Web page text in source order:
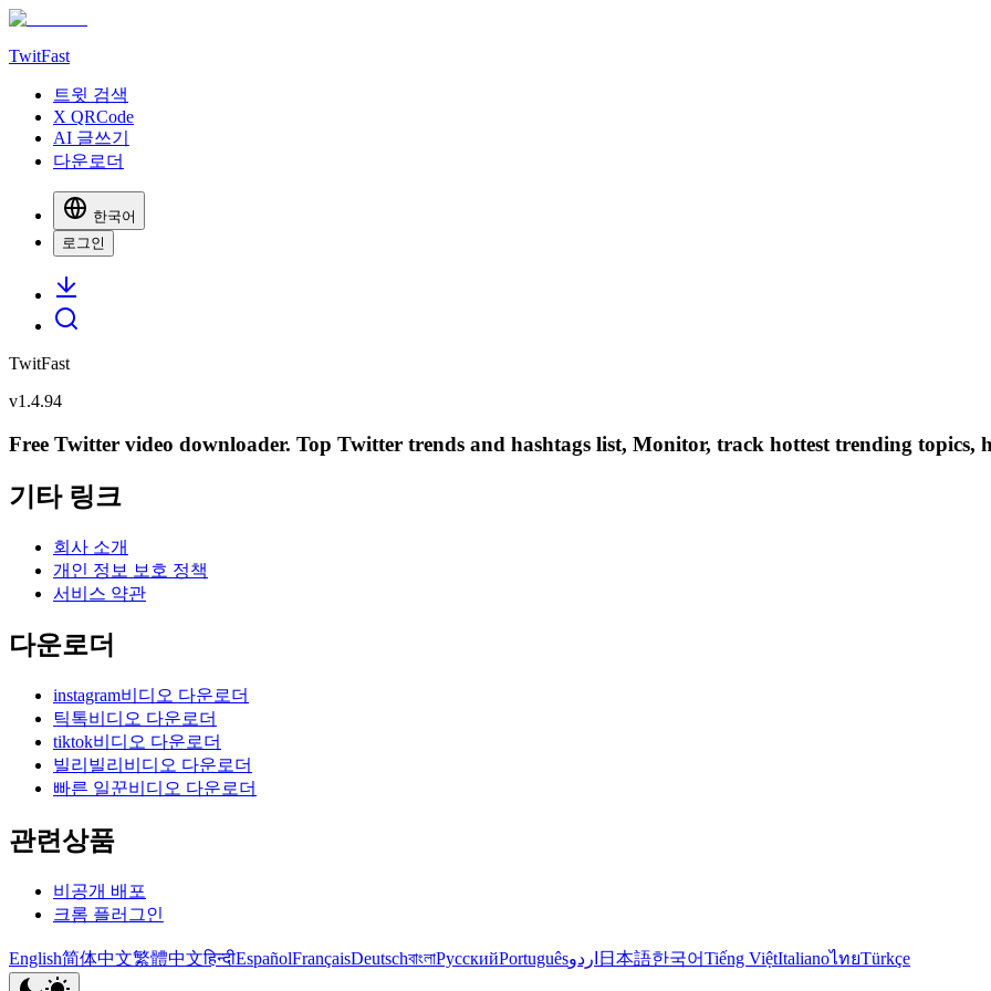
TwitFast
트윗 검색
X QRCode
AI 글쓰기
다운로더
한국어
로그인
TwitFast
v1.4.94
Free Twitter video downloader. Top Twitter trends and hashtags list, Monitor, track hottest trending topics,
기타 링크
회사 소개
개인 정보 보호 정책
서비스 약관
다운로더
instagram비디오 다운로더
틱톡비디오 다운로더
tiktok비디오 다운로더
빌리빌리비디오 다운로더
빠른 일꾼비디오 다운로더
관련상품
비공개 배포
크롬 플러그인
English简体中文繁體中文हिन्दीEspañolFrançaisDeutschবাংলাРусскийPortuguêsاردو 日本語한국어Tiếng ViệtItalianoไทยTürkçe